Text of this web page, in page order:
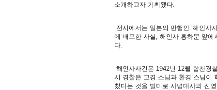
소개하고자 기획됐다.
전시에서는 일본의 만행인 ‘해인사
에 배포한 사실, 해인사 홍하문 앞
다.
해인사사건은 1942년 12월 합천경
시 경찰은 고경 스님과 환경 스님이
쳤다는 것을 빌미로 사명대사의 진